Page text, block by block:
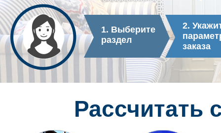
1. Выберите
раздел
2.
заказа
Рассчитать